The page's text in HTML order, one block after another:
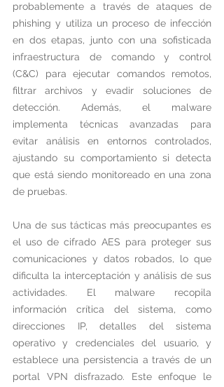
probablemente a través de ataques de
phishing y utiliza un proceso de infección
en dos etapas, junto con una sofisticada
infraestructura de comando y control
(C&C) para ejecutar comandos remotos,
filtrar archivos y evadir soluciones de
detección. Además, el malware
implementa técnicas avanzadas para
evitar análisis en entornos controlados,
ajustando su comportamiento si detecta
que está siendo monitoreado en una zona
de pruebas.
Una de sus tácticas más preocupantes es
el uso de cifrado AES para proteger sus
comunicaciones y datos robados, lo que
dificulta la interceptación y análisis de sus
actividades. El malware recopila
información crítica del sistema, como
direcciones IP, detalles del sistema
operativo y credenciales del usuario, y
establece una persistencia a través de un
portal VPN disfrazado. Este enfoque le